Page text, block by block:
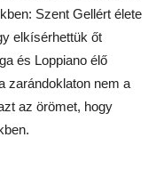
Szent Gellért élete
elkísérhettük őt
és Loppiano élő
zarándoklaton nem a
az örömet, hogy